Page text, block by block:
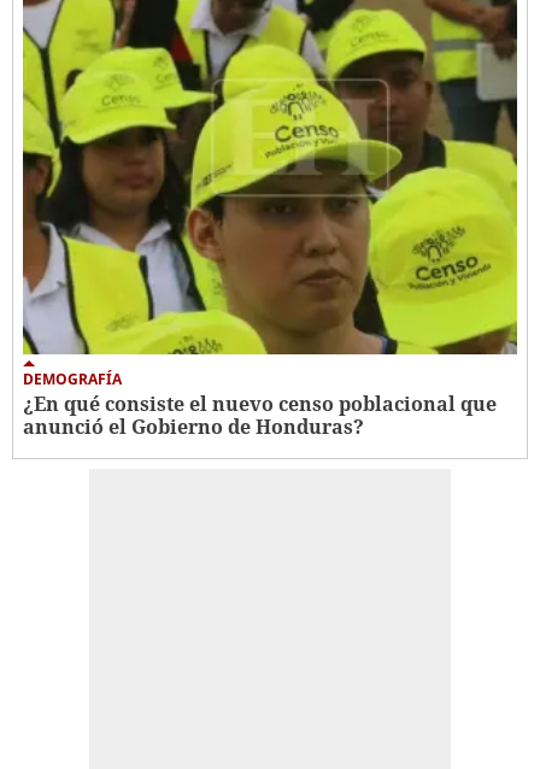
DEMOGRAFÍA
¿En qué consiste el nuevo censo poblacional que
anunció el Gobierno de Honduras?